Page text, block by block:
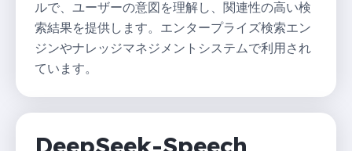
ルで、ユーザーの意図を理解し、関連性の高い検
索結果を提供します。エンタープライズ検索エン
ジンやナレッジマネジメントシステムで利用され
ています。